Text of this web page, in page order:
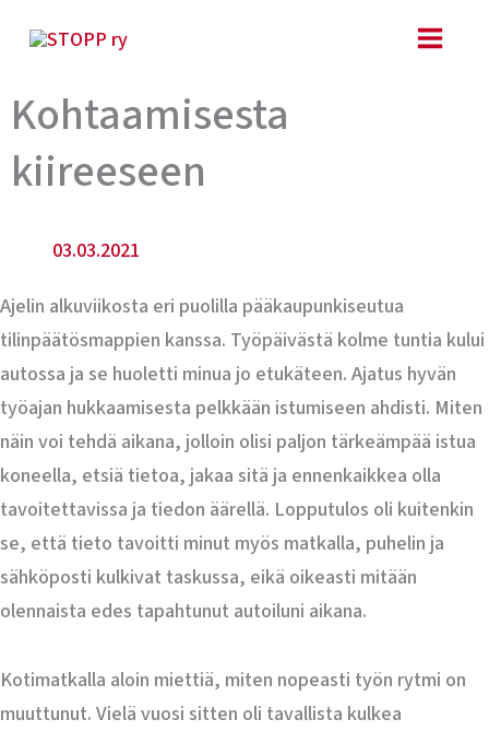
sisältöön
Kohtaamisesta
kiireeseen
03.03.2021
Ajelin alkuviikosta eri puolilla pääkaupunkiseutua
tilinpäätösmappien kanssa. Työpäivästä kolme tuntia kului
autossa ja se huoletti minua jo etukäteen. Ajatus hyvän
työajan hukkaamisesta pelkkään istumiseen ahdisti. Miten
näin voi tehdä aikana, jolloin olisi paljon tärkeämpää istua
koneella, etsiä tietoa, jakaa sitä ja ennenkaikkea olla
tavoitettavissa ja tiedon äärellä. Lopputulos oli kuitenkin
se, että tieto tavoitti minut myös matkalla, puhelin ja
sähköposti kulkivat taskussa, eikä oikeasti mitään
olennaista edes tapahtunut autoiluni aikana.
Kotimatkalla aloin miettiä, miten nopeasti työn rytmi on
muuttunut. Vielä vuosi sitten oli tavallista kulkea